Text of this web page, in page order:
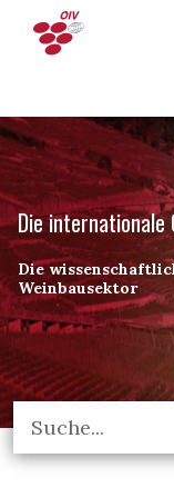
Die internationale
Die
Weinbausektor